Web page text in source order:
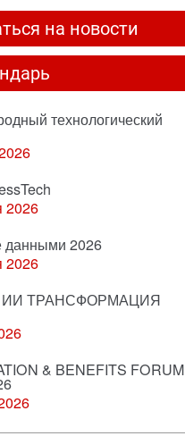
на новости
технологический
2026
данными 2026
2026
ИИ ТРАНСФОРМАЦИЯ
& BENEFITS FORUM